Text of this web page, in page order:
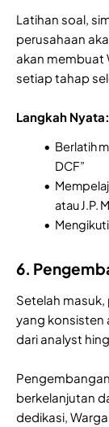
Latihan soal,
perusahaan
akan membuat
setiap tahap
Langkah Nyata:
Berlatih
DCF”
atau J.P.
6.
Setelah masuk,
yang konsisten
dari analyst
berkelanjutan
dedikasi,